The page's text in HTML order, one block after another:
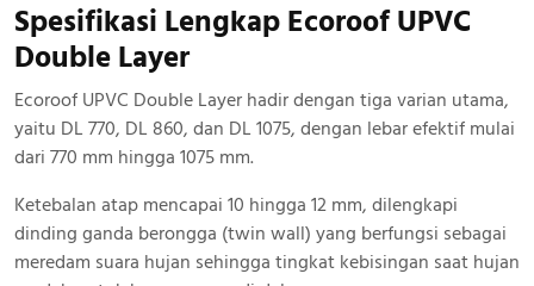
Spesifikasi Lengkap Ecoroof UPVC
Double Layer
Ecoroof UPVC Double Layer hadir dengan tiga varian utama,
yaitu DL 770, DL 860, dan DL 1075, dengan lebar efektif mulai
dari 770 mm hingga 1075 mm.
Ketebalan atap mencapai 10 hingga 12 mm, dilengkapi
dinding ganda berongga (twin wall) yang berfungsi sebagai
meredam suara hujan sehingga tingkat kebisingan saat hujan